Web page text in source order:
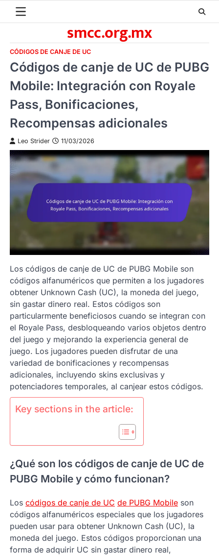
smcc.org.mx
CÓDIGOS DE CANJE DE UC
Códigos de canje de UC de PUBG
Mobile: Integración con Royale
Pass, Bonificaciones,
Recompensas adicionales
Leo Strider 11/03/2026
Los códigos de canje de UC de PUBG Mobile son
códigos alfanuméricos que permiten a los jugadores
obtener Unknown Cash (UC), la moneda del juego,
sin gastar dinero real. Estos códigos son
particularmente beneficiosos cuando se integran con
el Royale Pass, desbloqueando varios objetos dentro
del juego y mejorando la experiencia general de
juego. Los jugadores pueden disfrutar de una
variedad de bonificaciones y recompensas
adicionales, incluyendo skins exclusivas y
potenciadores temporales, al canjear estos códigos.
Key sections in the article:
¿Qué son los códigos de canje de UC de
PUBG Mobile y cómo funcionan?
Los códigos de canje de UC de PUBG Mobile son
códigos alfanuméricos especiales que los jugadores
pueden usar para obtener Unknown Cash (UC), la
moneda del juego. Estos códigos proporcionan una
forma de adquirir UC sin gastar dinero real,